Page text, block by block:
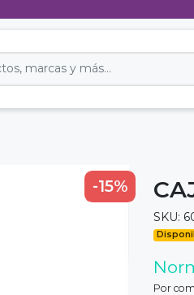
-15%
SKU:
Por